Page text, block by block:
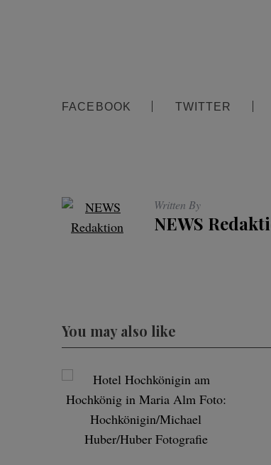
FACEBOOK TWITTER
Written By
NEWS
You may also like